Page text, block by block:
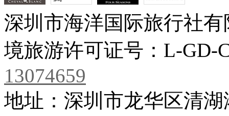
深圳市海洋国际旅行社
境旅游许可证号：L-GD-
13074659
地址：深圳市龙华区清